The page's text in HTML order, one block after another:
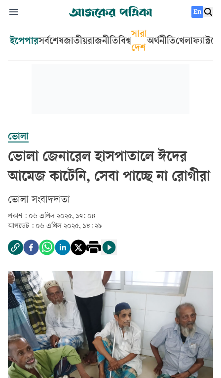
En
ইপেপারসর্বশেষজাতীয়রাজনীতিবিশ্ব
সারা
দেশ
অর্থনীতিখেলা
ভোলা
ভোলা জেনারেল হাসপাতালে ঈদের
আমেজ কাটেনি, সেবা পাচ্ছে না রোগীরা
ভোলা সংবাদদাতা
প্রকাশ : ০৬ এপ্রিল ২০২৫, ১৭: ০৪
আপডেট : ০৬ এপ্রিল ২০২৫, ১৮: ২৯